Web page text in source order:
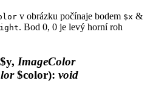
v obrázku počínaje bodem $x &
. Bod 0, 0 je levý horní roh
ImageColor
$color): void